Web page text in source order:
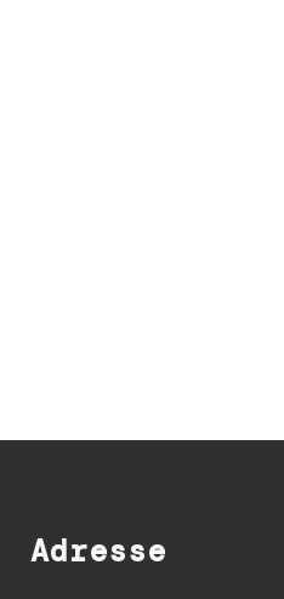
Adresse